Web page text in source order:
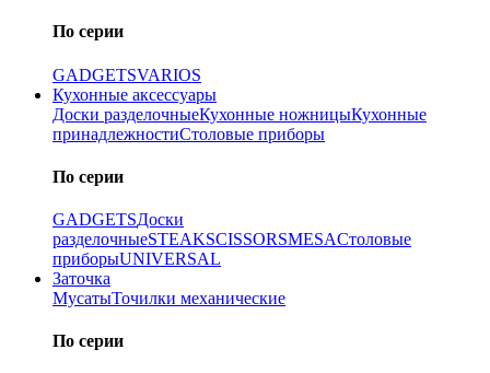
По серии
GADGETSVARIOS
Кухонные аксессуары
Доски разделочныеКухонные ножницыКухонные
принадлежностиСтоловые приборы
По серии
GADGETSДоски
разделочныеSTEAKSCISSORSMESAСтоловые
приборыUNIVERSAL
Заточка
МусатыТочилки механические
По серии